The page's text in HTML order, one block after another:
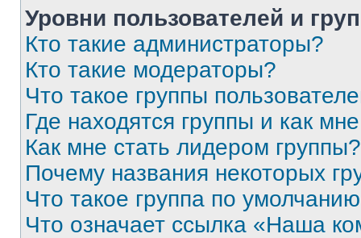
Уровни пользователей и
Кто такие администраторы?
Кто такие модераторы?
Что такое группы
Где находятся группы и как
Как мне стать лидером группы?
Почему названия некоторых
Что такое группа по
Что означает ссылка «Наша